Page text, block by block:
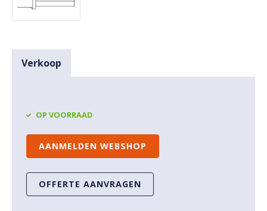
Verkoop
OP VOORRAAD
AANMELDEN WEBSHOP
OFFERTE AANVRAGEN